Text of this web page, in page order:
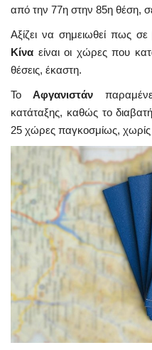
από την 77η στην 85η θέση,
Αξίζει να σημειωθεί πως
Κίνα είναι οι χώρες που
θέσεις, έκαστη.
ΤοΑφγανιστάν
κατάταξης, καθώς το
25 χώρες παγκοσμίως, χωρίς